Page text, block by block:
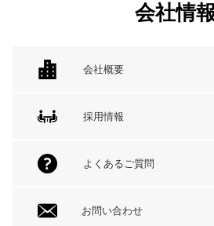
会社情
会社概要
採用情報
よくあるご質問
お問い合わせ